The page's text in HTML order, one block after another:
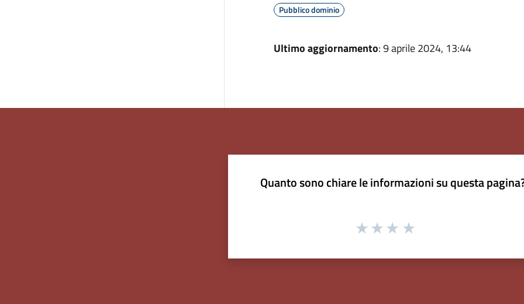
Pubblico dominio
Ultimo aggiornamento: 9 aprile 2024, 13:44
Quanto sono chiare le informazioni su questa